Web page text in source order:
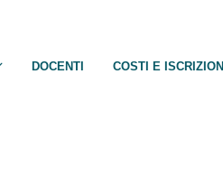
DOCENTI COSTI E ISCRIZIONI